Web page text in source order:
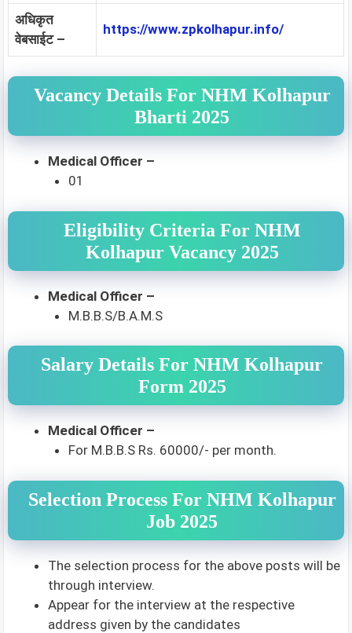
अधिकृत
वेबसाईट –
https://www.zpkolhapur.info/
Vacancy Details For NHM Kolhapur
Bharti 2025
Medical Officer –
01
Eligibility Criteria For NHM
Kolhapur Vacancy 2025
Medical Officer –
M.B.B.S/B.A.M.S
Salary Details For NHM Kolhapur
Form 2025
Medical Officer –
For M.B.B.S Rs. 60000/- per month.
Selection Process For NHM Kolhapur
Job 2025
The selection process for the above posts will be
through interview.
Appear for the interview at the respective
address given by the candidates